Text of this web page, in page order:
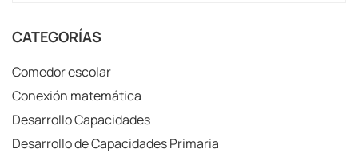
BACHILLERATO.
CURSO 2026-2027
CATEGORÍAS
Comedor escolar
Conexión matemática
Desarrollo Capacidades
Desarrollo de Capacidades Primaria